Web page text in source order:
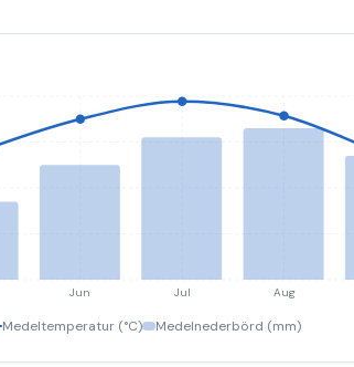
Jun Jul Aug
Medeltemperatur (°C) Medelnederbörd (mm)